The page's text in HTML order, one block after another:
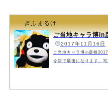
ぎふまるけ
ご当地キャラ博in
2017年11月16日
ご当地キャラ博in彦根
今回で最後になります。